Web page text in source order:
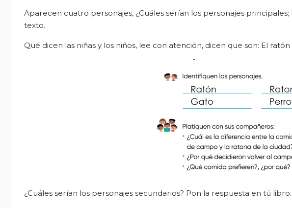
Aparecen cuatro personajes, ¿Cuáles serían los personajes
texto.
Qué dicen las niñas y los niños, lee con atención, dicen que son: El ratón
¿Cuáles serían los personajes secundarios? Pon la respuesta en tú libro.